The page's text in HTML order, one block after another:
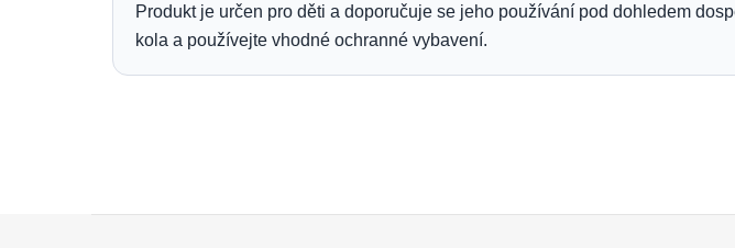
Produkt je určen pro děti a doporučuje se jeho používání pod dohledem
kola a používejte vhodné ochranné vybavení.